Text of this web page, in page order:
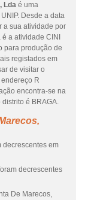
Lda é uma
Desde a data
a sua atividade por
a atividade CINI
para produção de
registados em
de visitar o
R
encontra-se na
distrito é BRAGA.
decrescentes em
decrescentes
De Marecos,